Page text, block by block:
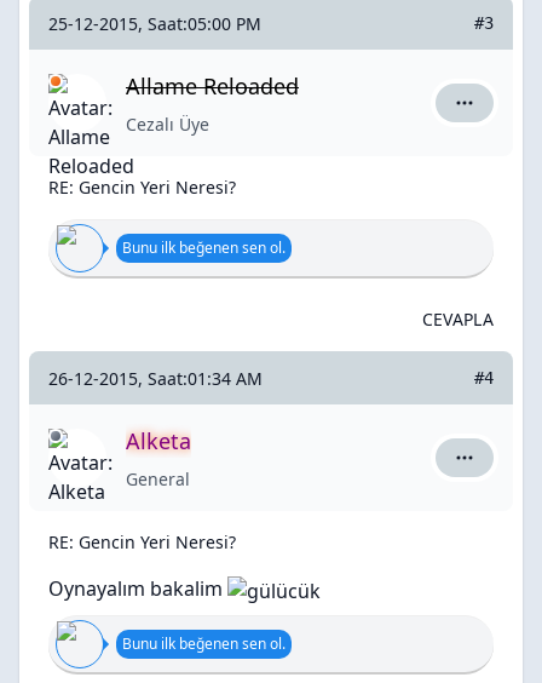
25-12-2015, Saat:05:00 PM #3
Allame Reloaded
Cezalı Üye Allame
RE: Gencin Yeri Neresi?
Bunu ilk beğenen sen ol.
CEVAPLA
26-12-2015, Saat:01:34 AM #4
Alketa
General Alketa
RE: Gencin Yeri Neresi?
Oynayalım bakalim
Bunu ilk beğenen sen ol.